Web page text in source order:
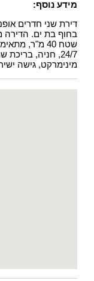
מידע נוסף:
דירת שני חדרים
בחוף בת ים. הדירה
24/7, חניה,
מינימרקט, גישה